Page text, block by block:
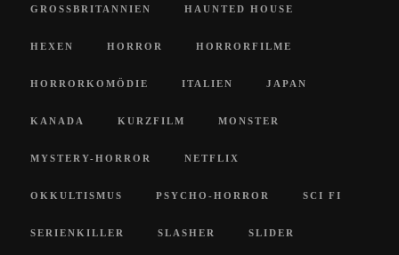
GROSSBRITANNIEN HAUNTED HOUSE
HEXEN HORROR HORRORFILME
HORRORKOMÖDIE ITALIEN JAPAN
KANADA KURZFILM MONSTER
MYSTERY-HORROR NETFLIX
OKKULTISMUS PSYCHO-HORROR SCI FI
SERIENKILLER SLASHER SLIDER